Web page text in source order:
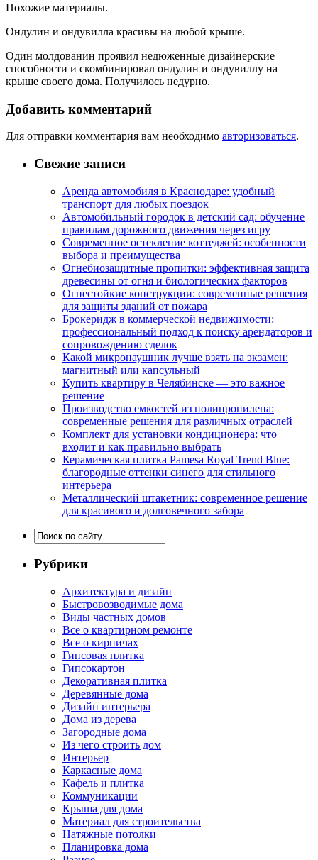
Похожие материалы.
Ондулин и ондувилла красивы на любой крыше.
Один молдованин проявил недюженные дизайнерские
способности и скомбинировал ондулин и ондувиллу на
крыше своего дома. Получилось недурно.
Добавить комментарий
Для отправки комментария вам необходимо авторизоваться.
Свежие записи
Аренда автомобиля в Краснодаре: удобный
транспорт для любых поездок
Автомобильный городок в детский сад: обучение
правилам дорожного движения через игру
Современное остекление коттеджей: особенности
выбора и преимущества
Огнебиозащитные пропитки: эффективная защита
древесины от огня и биологических факторов
Огнестойкие конструкции: современные решения
для защиты зданий от пожара
Брокеридж в коммерческой недвижимости:
профессиональный подход к поиску арендаторов и
сопровождению сделок
Какой микронаушник лучше взять на экзамен:
магнитный или капсульный
Купить квартиру в Челябинске — это важное
решение
Производство емкостей из полипропилена:
современные решения для различных отраслей
Комплект для установки кондиционера: что
входит и как правильно выбрать
Керамическая плитка Pamesa Royal Trend Blue:
благородные оттенки синего для стильного
интерьера
Металлический штакетник: современное решение
для красивого и долговечного забора
Рубрики
Архитектура и дизайн
Быстровозводимые дома
Виды частных домов
Все о квартирном ремонте
Все о кирпичах
Гипсовая плитка
Гипсокартон
Декоративная плитка
Деревянные дома
Дизайн интерьера
Дома из дерева
Загородные дома
Из чего строить дом
Интерьер
Каркасные дома
Кафель и плитка
Коммуникации
Крыша для дома
Материал для строительства
Натяжные потолки
Планировка дома